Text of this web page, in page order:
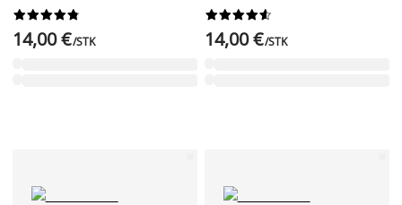






14,00 €/STK






14,00 €/STK